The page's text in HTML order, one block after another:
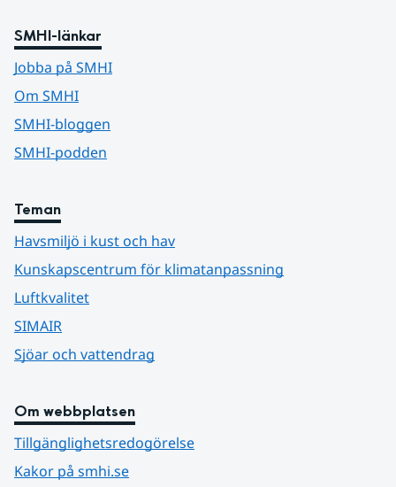
SMHI-länkar
Jobba på SMHI
Om SMHI
SMHI-bloggen
SMHI-podden
Teman
Havsmiljö i kust och hav
Kunskapscentrum för klimatanpassning
Luftkvalitet
SIMAIR
Sjöar och vattendrag
Om webbplatsen
Tillgänglighetsredogörelse
Kakor på smhi.se